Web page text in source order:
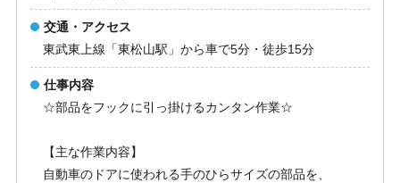
交通・アクセス
東武東上線「東松山駅」から車で5分・徒歩15分
仕事内容
☆部品をフックに引っ掛けるカンタン作業☆
【主な作業内容】
自動車のドアに使われる手のひらサイズの部品を、